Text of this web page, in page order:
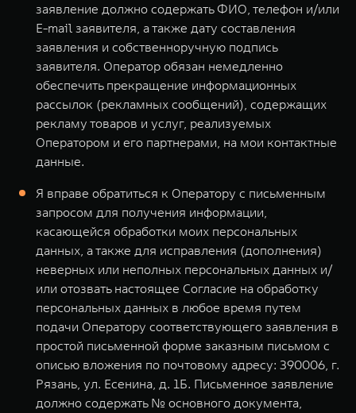
заявление должно содержать ФИО, телефон и/или
E-mail заявителя, а также дату составления
заявления и собственноручную подпись
заявителя. Оператор обязан немедленно
обеспечить прекращение информационных
рассылок (рекламных сообщений), содержащих
рекламу товаров и услуг, реализуемых
Оператором и его партнерами, на мои контактные
данные.
Я вправе обратиться к Оператору с письменным
запросом для получения информации,
касающейся обработки моих персональных
данных, а также для исправления (дополнения)
неверных или неполных персональных данных и/
или отозвать настоящее Согласие на обработку
персональных данных в любое время путем
подачи Оператору соответствующего заявления в
простой письменной форме заказным письмом с
описью вложения по почтовому адресу: 390006, г.
Рязань, ул. Есенина, д. 1Б. Письменное заявление
должно содержать № основного документа,